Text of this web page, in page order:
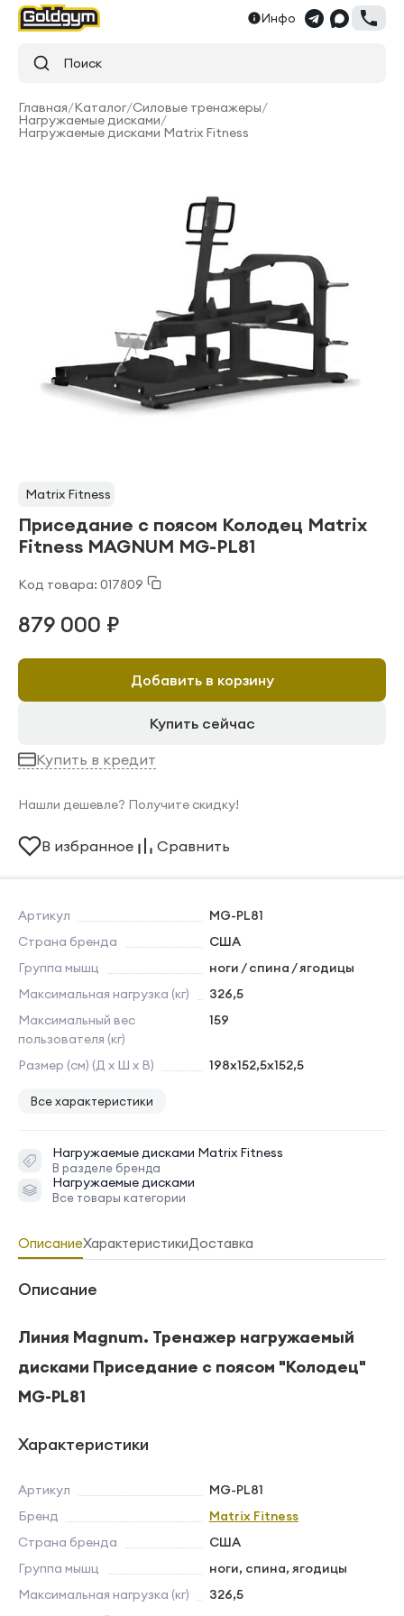
Инфо
Поиск
Главная/Каталог/Силовые тренажеры/
Нагружаемые дисками/
Нагружаемые дисками Matrix Fitness
Matrix Fitness
Приседание с поясом Колодец Matrix
Fitness MAGNUM MG-PL81
Код товара: 017809
Артикул
MG-PL81
Страна бренда
США
Группа мышц
ноги / спина / ягодицы
Максимальная нагрузка (кг)
326,5
Максимальный вес
пользователя (кг)
159
Размер (см) (Д х Ш х В) 198x152,5x152,5
Все характеристики
Нагружаемые дисками Matrix Fitness
В разделе бренда
Нагружаемые дисками
Все товары категории
879 000 ₽
Добавить в корзину
Купить сейчас
Купить в кредит
Нашли дешевле? Получите скидку!
В избранное Сравнить
ОписаниеХарактеристикиДоставка
Описание
Линия Magnum. Тренажер нагружаемый
дисками Приседание с поясом "Колодец"
MG-PL81
Характеристики
Артикул
MG-PL81
Бренд
Matrix Fitness
Страна бренда
США
Группа мышц
ноги, спина, ягодицы
Максимальная нагрузка (кг)
326,5